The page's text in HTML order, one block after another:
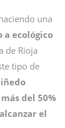
una
a ecológico
de Rioja
tipo de
del 50%
el